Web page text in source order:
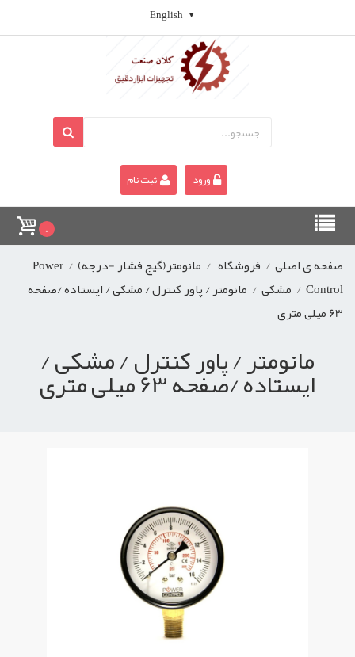
English
ورود ثبت نام
0
صفحه ی اصلی / فروشگاه / مانومتر(گیج فشار -درجه) /
Power
Control
/ مشکی / مانومتر / پاور کنترل / مشکی / ایستاده /صفحه
63 میلی متری
مانومتر / پاور کنترل / مشکی /
ایستاده /صفحه 63 میلی متری